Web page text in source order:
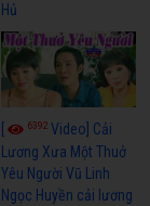
Hủ
6392Video] Cải
Lương Xưa Một Thuở
Yêu Người Vũ Linh
Ngọc Huyền cải lương